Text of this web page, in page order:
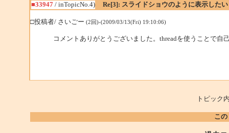
■33947/ inTopicNo.4) Re[3]: スライドショウのように表示したい
□投稿者/ さいごー (2回)-(2009/03/13(Fri) 19:10:06)
コメントありがとうございました。threadを使うことで自
トピッ
こ